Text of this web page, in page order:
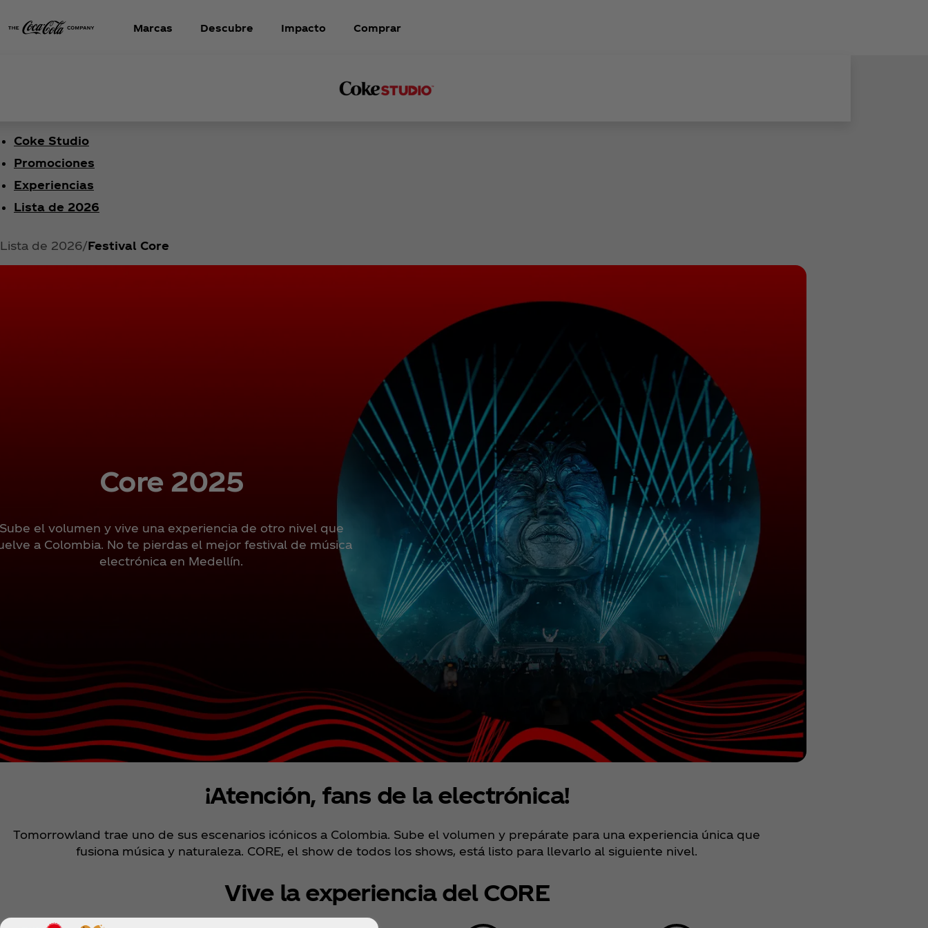
Marcas Descubre Impacto Comprar
Coke Studio
Promociones
Experiencias
Lista de 2026
Lista de 2026 Festival Core
Core 2025
el volumen y vive una experiencia de otro nivel que
a Colombia. No te pierdas el mejor festival de música
electrónica en Medellín.
¡Atención, fans de la electrónica!
Tomorrowland trae uno de sus escenarios icónicos a Colombia. Sube el volumen y prepárate para una experiencia única que
fusiona música y naturaleza. CORE, el show de todos los shows, está listo para llevarlo al siguiente nivel.
Vive la experiencia del CORE